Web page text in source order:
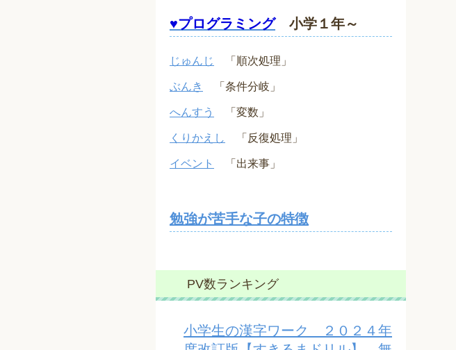
♥プログラミング小学１年～
じゅんじ 「順次処理」
ぶんき 「条件分岐」
へんすう 「変数」
くりかえし 「反復処理」
イベント 「出来事」
勉強が苦手な子の特徴
PV数ランキング
小学生の漢字ワーク ２０２４年